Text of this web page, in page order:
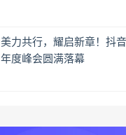
美力共行，耀启新章！抖
年度峰会圆满落幕